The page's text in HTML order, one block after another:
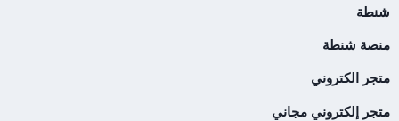
شنطة
منصة شنطة
متجر الكتروني
متجر إلكتروني مجاني